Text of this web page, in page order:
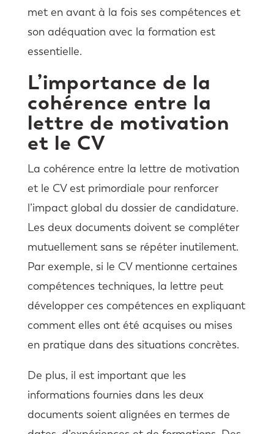
met en avant à la fois ses compétences et
son adéquation avec la formation est
essentielle.
L’importance de la
cohérence entre la
lettre de motivation
et le CV
La cohérence entre la lettre de motivation
et le CV est primordiale pour renforcer
l’impact global du dossier de candidature.
Les deux documents doivent se compléter
mutuellement sans se répéter inutilement.
Par exemple, si le CV mentionne certaines
compétences techniques, la lettre peut
développer ces compétences en expliquant
comment elles ont été acquises ou mises
en pratique dans des situations concrètes.
De plus, il est important que les
informations fournies dans les deux
documents soient alignées en termes de